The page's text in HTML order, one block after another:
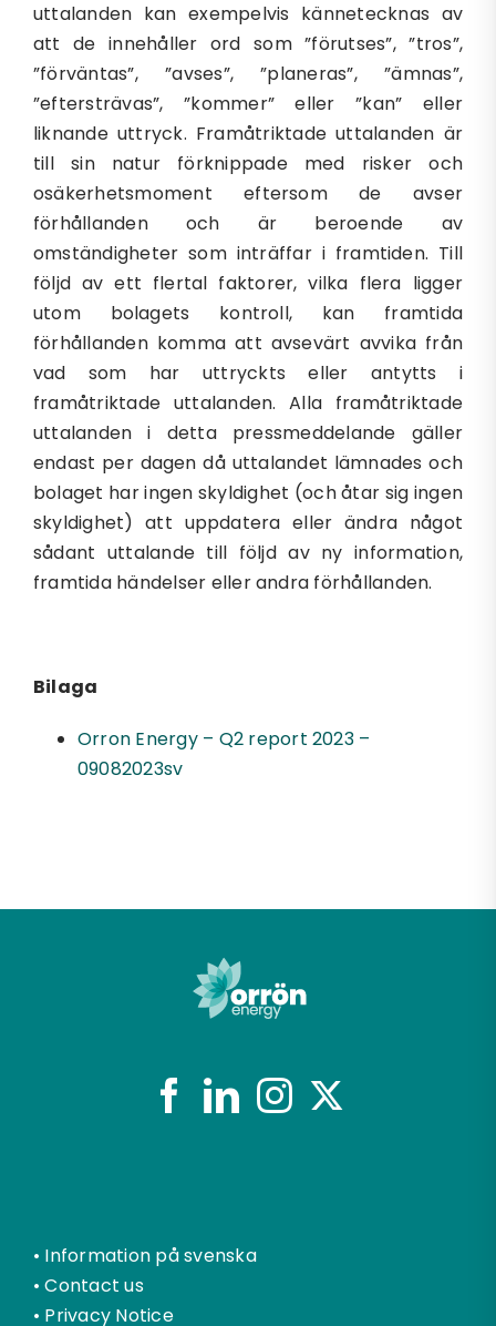
uttalanden kan exempelvis kännetecknas av
att de innehåller ord som ”förutses”, ”tros”,
”förväntas”, ”avses”, ”planeras”, ”ämnas”,
”eftersträvas”, ”kommer” eller ”kan” eller
liknande uttryck. Framåtriktade uttalanden är
till sin natur förknippade med risker och
osäkerhetsmoment eftersom de avser
förhållanden och är beroende av
omständigheter som inträffar i framtiden. Till
följd av ett flertal faktorer, vilka flera ligger
utom bolagets kontroll, kan framtida
förhållanden komma att avsevärt avvika från
vad som har uttryckts eller antytts i
framåtriktade uttalanden. Alla framåtriktade
uttalanden i detta pressmeddelande gäller
endast per dagen då uttalandet lämnades och
bolaget har ingen skyldighet (och åtar sig ingen
skyldighet) att uppdatera eller ändra något
sådant uttalande till följd av ny information,
framtida händelser eller andra förhållanden.
Bilaga
Orron Energy – Q2 report 2023 –
09082023sv
• Information på svenska
•Contact us
• Privacy Notice